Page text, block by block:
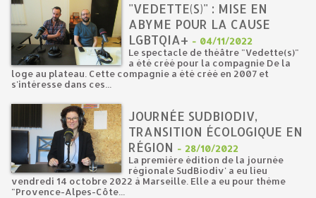
"VEDETTE(S)" : MISE EN
ABYME POUR LA CAUSE
LGBTQIA+ - 04/11/2022
Le spectacle de théâtre "Vedette(s)"
a été créé pour la compagnie De la
loge au plateau. Cette compagnie a été créé en 2007 et
s'intéresse dans ces...
JOURNÉE SUDBIODIV,
TRANSITION ÉCOLOGIQUE EN
RÉGION - 28/10/2022
La première édition de la journée
régionale SudBiodiv' a eu lieu
vendredi 14 octobre 2022 à Marseille. Elle a eu pour thème
"Provence-Alpes-Côte...